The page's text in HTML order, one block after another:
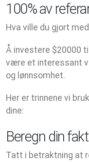
100% av
Hva ville du gjort
Å investere $20000
være et interessant
og lønnsomhet.
Her er trinnene vi
dine:
Beregn din
Tatt i betraktning at